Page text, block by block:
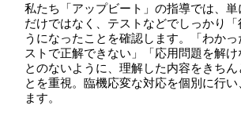
私たち「アップビート」の指導では、単
だけではなく、テストなどでしっかり「
うになったことを確認します。「わか
ストで正解できない」「応用問題を解け
とのないように、理解した内容をきちん
とを重視。臨機応変な対応を個別に行
ます。